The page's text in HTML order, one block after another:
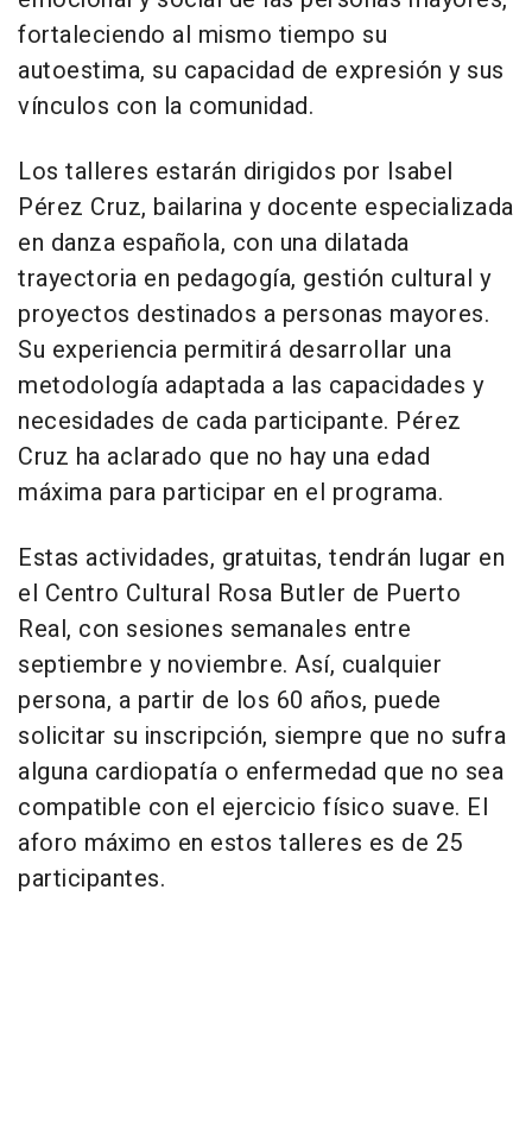
fortaleciendo al mismo tiempo su
autoestima, su capacidad de expresión y sus
vínculos con la comunidad.
Los talleres estarán dirigidos por Isabel
Pérez Cruz, bailarina y docente especializada
en danza española, con una dilatada
trayectoria en pedagogía, gestión cultural y
proyectos destinados a personas mayores.
Su experiencia permitirá desarrollar una
metodología adaptada a las capacidades y
necesidades de cada participante. Pérez
Cruz ha aclarado que no hay una edad
máxima para participar en el programa.
Estas actividades, gratuitas, tendrán lugar en
el Centro Cultural Rosa Butler de Puerto
Real, con sesiones semanales entre
septiembre y noviembre. Así, cualquier
persona, a partir de los 60 años, puede
solicitar su inscripción, siempre que no sufra
alguna cardiopatía o enfermedad que no sea
compatible con el ejercicio físico suave. El
aforo máximo en estos talleres es de 25
participantes.